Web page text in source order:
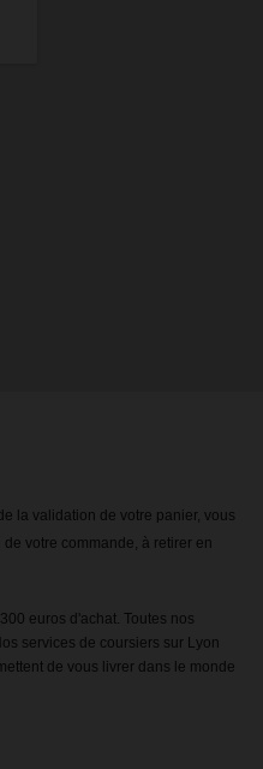
la validation de votre panier, vous
votre commande, à retirer en
euros d'achat. Toutes nos
services de coursiers sur Lyon
de vous livrer dans le monde